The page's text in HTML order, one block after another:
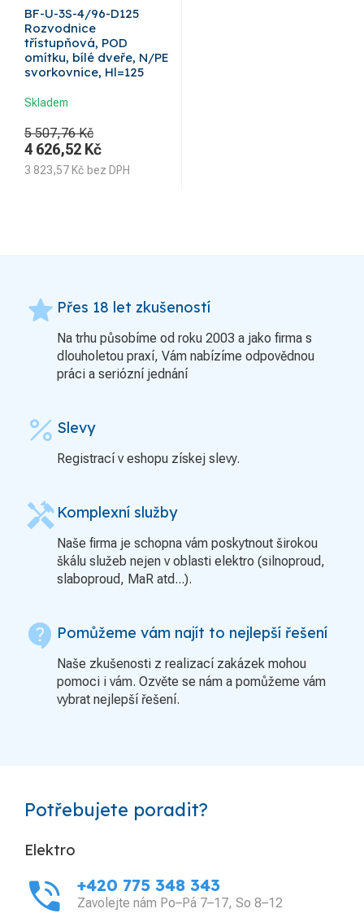
BF-U-3S-4/96-D125
Rozvodnice
třístupňová, POD
omítku, bílé dveře, N/PE
svorkovnice, Hl=125
Skladem
5 507,76 Kč
4 626,52 Kč
3 823,57 Kč bez DPH
grade Přes 18 let zkušeností
Na trhu působíme od roku 2003 a jako firma s
dlouholetou praxí, Vám nabízíme odpovědnou
práci a seriózní jednání
percent Slevy
Registrací v eshopu získej slevy.
handyman Komplexní služby
Naše firma je schopna vám poskytnout širokou
škálu služeb nejen v oblasti elektro (silnoproud,
slaboproud, MaR atd...).
contact_support Pomůžeme vám najít to nejlepší řešení
Naše zkušenosti z realizací zakázek mohou
pomoci i vám. Ozvěte se nám a pomůžeme vám
vybrat nejlepší řešení.
Potřebujete poradit?
Elektro
phone_in_talk +420 775 348 343
Zavolejte nám Po–Pá 7–17, So 8–12